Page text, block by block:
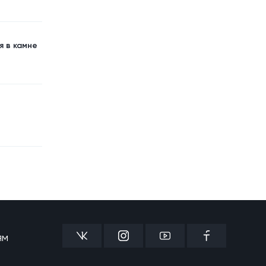
Телевикторина "Такси"
в камне